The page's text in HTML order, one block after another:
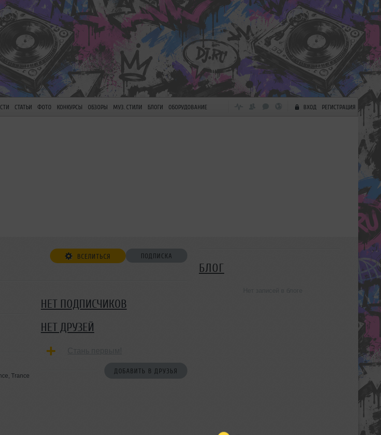
СТАТЬИ ФОТО КОНКУРСЫ ОБЗОРЫ МУЗ. СТИЛИ БЛОГИ ОБОРУДОВАНИЕ ВХОД РЕГИСТРАЦИЯ
ПОДПИСКА
ВСЕЛИТЬСЯ
Trance
НЕТ ПОДПИСЧИКОВ
НЕТ ДРУЗЕЙ
ДОБАВИТЬ В ДРУЗЬЯ
БЛОГ